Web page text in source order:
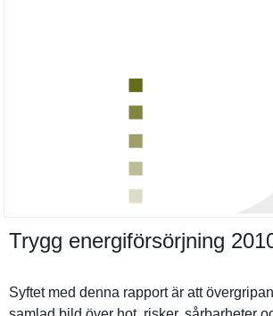
Trygg energiförsörjning
Syftet med denna rapport är att